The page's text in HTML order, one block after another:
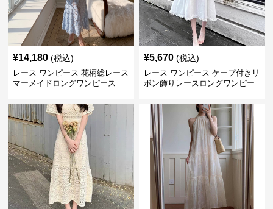
¥14,180 (税込)
レース ワンピース 花柄総レース
マーメイドロングワンピース
¥5,670 (税込)
レース ワンピース ケープ付きリ
ボン飾りレースロングワンピー